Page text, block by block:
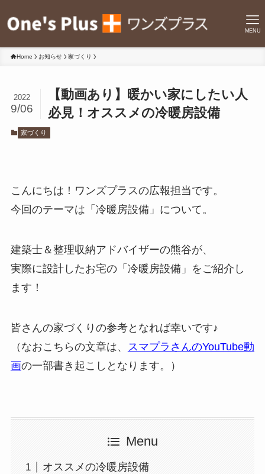
MENU
Home お知らせ 家づくり
【動画あり】暖かい家にしたい人
必見！オススメの冷暖房設備
2022
9/06
家づくり
こんにちは！ワンズプラスの広報担当です。
今回のテーマは「冷暖房設備」について。
建築士＆整理収納アドバイザーの熊谷が、
実際に設計したお宅の「冷暖房設備」をご紹介し
ます！
皆さんの家づくりの参考となれば幸いです♪
（なおこちらの文章は、
スマプラさんのYouTube動
画の一部書き起こしとなります。）
Menu
オススメの冷暖房設備